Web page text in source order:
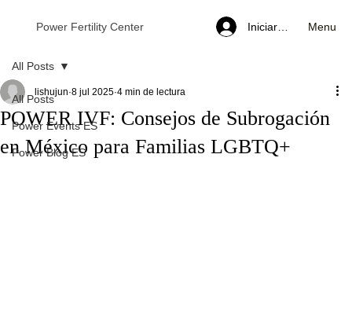
Power Fertility Center Iniciar sesiónMenu
All Posts
Power Events ES
Power Blog ES
All Posts
POWER IVF: Consejos de Subrogación
en México para Familias LGBTQ+
lishujun 8 jul 2025 4 min de lectura